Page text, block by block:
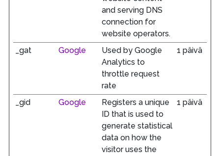
and serving DNS
connection for
website operators.
_gat
Google
Used by Google
Analytics to
throttle request
rate
1 päivä
_gid Google
Registers a unique
ID that is used to
generate statistical
data on how the
visitor uses the
1 päivä